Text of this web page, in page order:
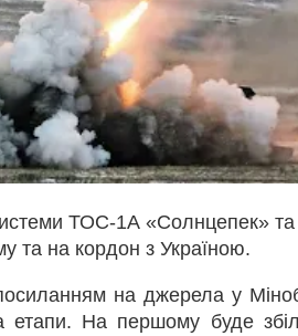
системи ТОС-1А «Солнцепек»
та на кордон з Україною.
на джерела у
етапи. На першому буде